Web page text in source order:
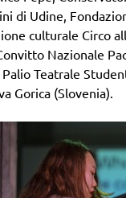
di Udine,
culturale Circo
Nazionale
Teatrale
Gorica (Slovenia).